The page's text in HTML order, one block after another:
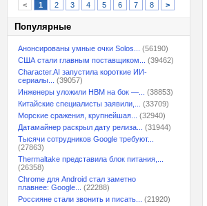
< 1 2 3 4 5 6 7 8 >
Популярные
Анонсированы умные очки Solos...
(56190)
США стали главным поставщиком...
(39462)
Character.AI запустила короткие ИИ-
сериалы...
(39057)
Инженеры уложили HBM на бок —...
(38853)
Китайские специалисты заявили,...
(33709)
Морские сражения, крупнейшая...
(32940)
Датамайнер раскрыл дату релиза...
(31944)
Тысячи сотрудников Google требуют...
(27863)
Thermaltake представила блок питания,...
(26358)
Chrome для Android стал заметно
плавнее: Google...
(22288)
Россияне стали звонить и писать...
(21920)